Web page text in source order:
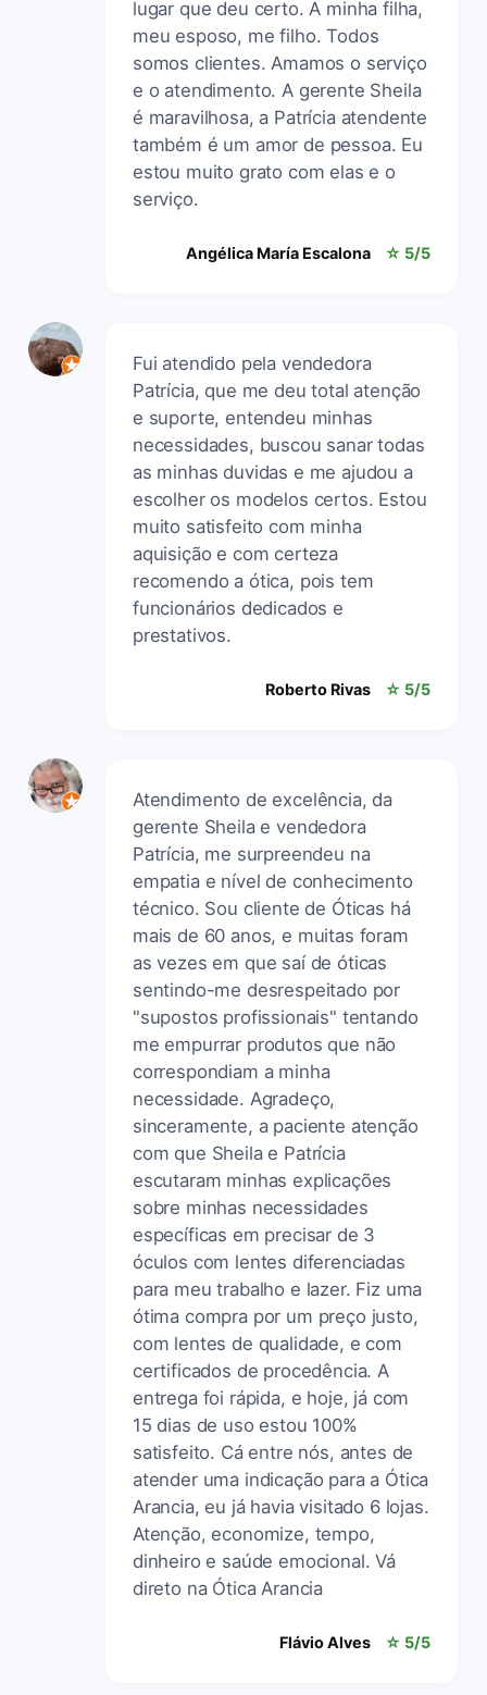
lugar que deu certo. A minha filha,
meu esposo, me filho. Todos
somos clientes. Amamos o serviço
e o atendimento. A gerente Sheila
é maravilhosa, a Patrícia atendente
também é um amor de pessoa. Eu
estou muito grato com elas e o
serviço.
Angélica María Escalona ☆ 5/5
Fui atendido pela vendedora
Patrícia, que me deu total atenção
e suporte, entendeu minhas
necessidades, buscou sanar todas
as minhas duvidas e me ajudou a
escolher os modelos certos. Estou
muito satisfeito com minha
aquisição e com certeza
recomendo a ótica, pois tem
funcionários dedicados e
prestativos.
Roberto Rivas ☆ 5/5
Atendimento de excelência, da
gerente Sheila e vendedora
Patrícia, me surpreendeu na
empatia e nível de conhecimento
técnico. Sou cliente de Óticas há
mais de 60 anos, e muitas foram
as vezes em que saí de óticas
sentindo-me desrespeitado por
"supostos profissionais" tentando
me empurrar produtos que não
correspondiam a minha
necessidade. Agradeço,
sinceramente, a paciente atenção
com que Sheila e Patrícia
escutaram minhas explicações
sobre minhas necessidades
específicas em precisar de 3
óculos com lentes diferenciadas
para meu trabalho e lazer. Fiz uma
ótima compra por um preço justo,
com lentes de qualidade, e com
certificados de procedência. A
entrega foi rápida, e hoje, já com
15 dias de uso estou 100%
satisfeito. Cá entre nós, antes de
atender uma indicação para a Ótica
Arancia, eu já havia visitado 6 lojas.
Atenção, economize, tempo,
dinheiro e saúde emocional. Vá
direto na Ótica Arancia
Flávio Alves ☆ 5/5